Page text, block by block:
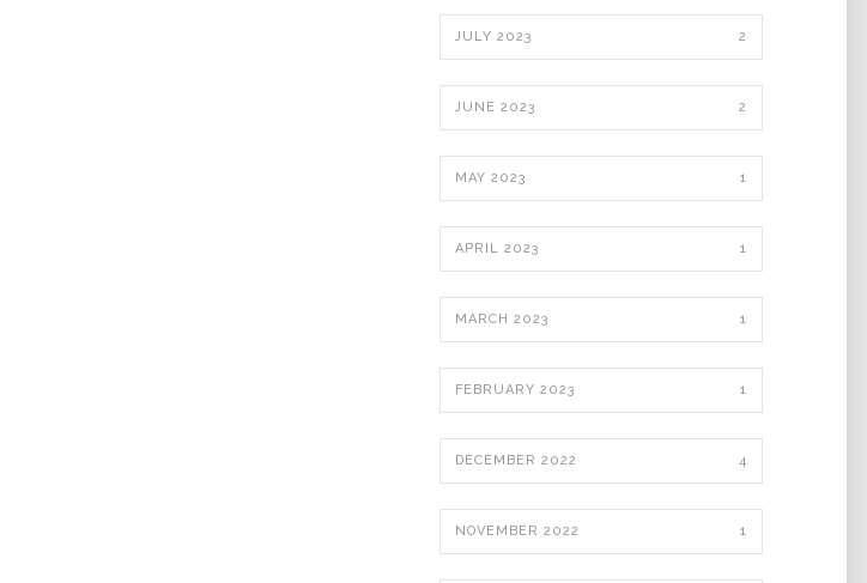
JULY 2023 2
JUNE 2023 2
MAY 2023 1
APRIL 2023 1
MARCH 2023 1
FEBRUARY 2023 1
DECEMBER 2022 4
NOVEMBER 2022 1